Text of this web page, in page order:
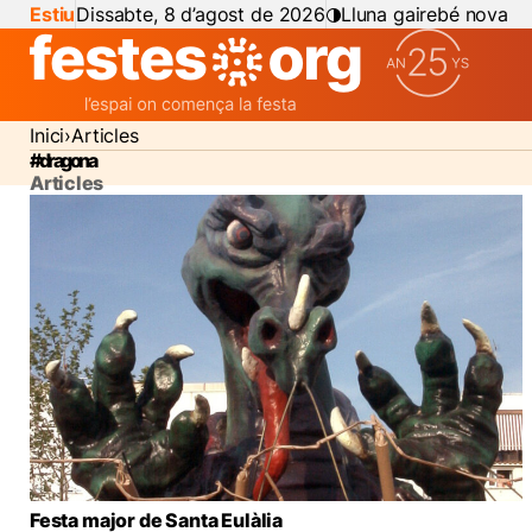
EstiuDissabte, 8 d’agost de 2026 Lluna gairebé nova
Inici Articles
#dragona
Articles
Festa major de Santa Eulàlia